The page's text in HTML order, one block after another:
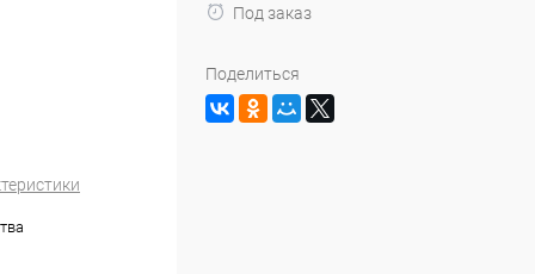
Под заказ
Поделиться